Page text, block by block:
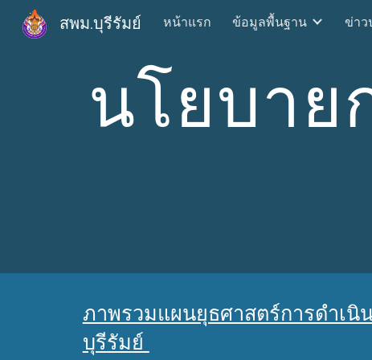
สพม.บุรีรัมย์ หน้าแรก ข้อมูลพื้นฐาน ข่าว
นโยบาย
ภาพรวมแผนยุธศาสตร์การดำเ
บุรีรัมย์